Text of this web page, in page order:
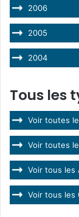
2006
2005
2004
Tous les
Voir toutes
Voir toutes
Voir tous les
Voir tous les